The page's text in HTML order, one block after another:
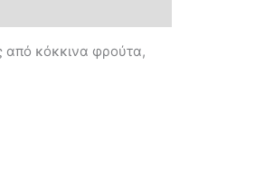
από κόκκινα φρούτα,